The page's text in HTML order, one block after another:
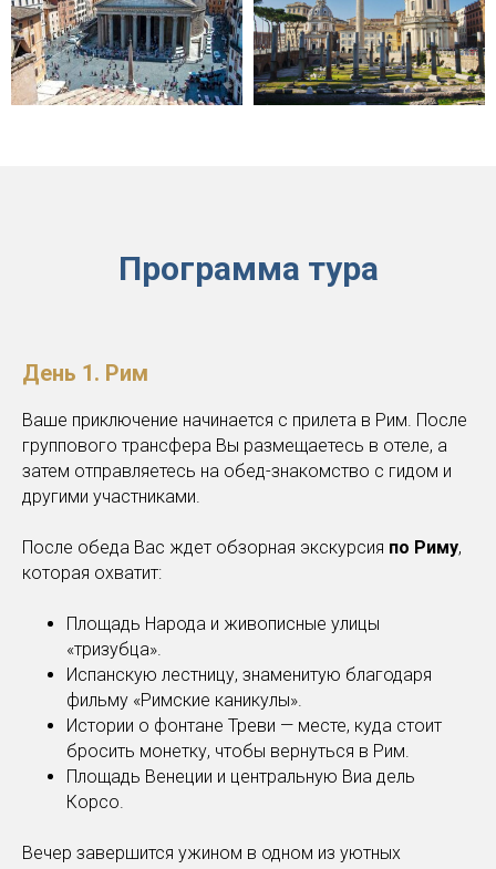
Программа тура
День 1. Рим
Ваше приключение начинается с прилета в Рим. После
группового трансфера Вы размещаетесь в отеле, а
затем отправляетесь на обед-знакомство с гидом и
другими участниками.
После обеда Вас ждет обзорная экскурсия по Риму,
которая охватит:
Площадь Народа и живописные улицы
«тризубца».
Испанскую лестницу, знаменитую благодаря
фильму «Римские каникулы».
Истории о фонтане Треви — месте, куда стоит
бросить монетку, чтобы вернуться в Рим.
Площадь Венеции и центральную Виа дель
Корсо.
Вечер завершится ужином в одном из уютных